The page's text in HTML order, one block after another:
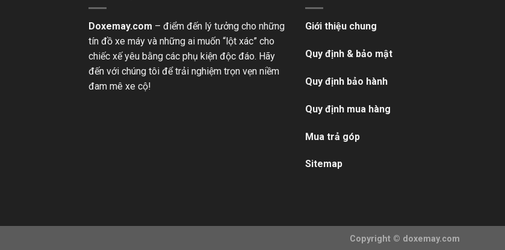
Doxemay.com – điểm đến lý tưởng cho những
tín đồ xe máy và những ai muốn “lột xác” cho
chiếc xế yêu bằng các phụ kiện độc đáo. Hãy
đến với chúng tôi để trải nghiệm trọn vẹn niềm
đam mê xe cộ!
Giới thiệu chung
Quy định & bảo mật
Quy định bảo hành
Quy định mua hàng
Mua trả góp
Sitemap
Copyright © doxemay.com